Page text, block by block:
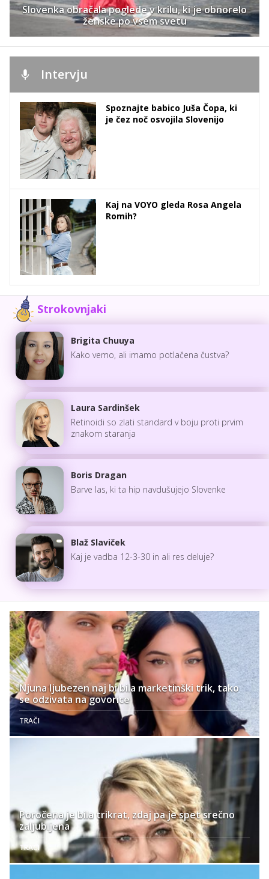
Slovenka obračala poglede v krilu, ki je obnorelo
ženske po vsem svetu
Intervju
Spoznajte babico Juša Čopa, ki
je čez noč osvojila Slovenijo
Kaj na VOYO gleda Rosa Angela
Romih?
Strokovnjaki
Brigita Chuuya
Kako vemo, ali imamo potlačena čustva?
Laura Sardinšek
Retinoidi so zlati standard v boju proti prvim
znakom staranja
Boris Dragan
Barve las, ki ta hip navdušujejo Slovenke
Blaž Slaviček
Kaj je vadba 12-3-30 in ali res deluje?
Njuna ljubezen naj bi bila marketinški trik, tako
se odzivata na govorice
TRAČI
Poročena je bila trikrat, zdaj pa je spet srečno
zaljubljena
TRAČI